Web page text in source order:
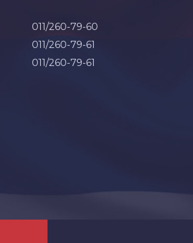
011/260-79-60
011/260-79-61
011/260-79-61